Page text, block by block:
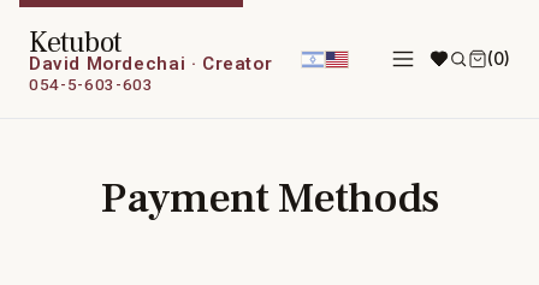
Ketubot
David Mordechai · Creator
054-5-603-603
(0)
Payment Methods